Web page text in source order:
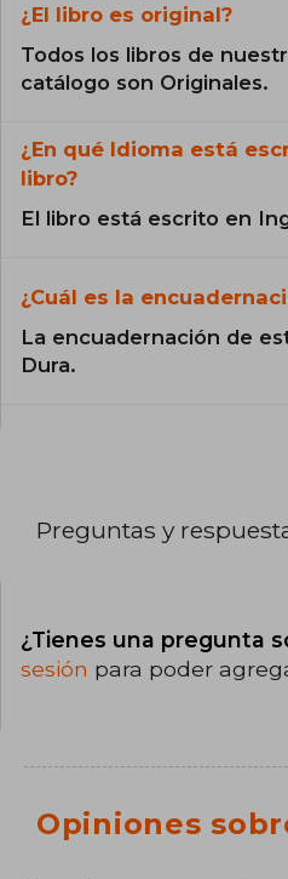
¿El libro es original?
Todos los libros de
catálogo son Originales.
¿En qué Idioma está
libro?
El libro está escrito en
¿Cuál es la
La encuadernación de
Dura.
Preguntas y
¿Tienes una pregunta
sesión para poder
Opiniones